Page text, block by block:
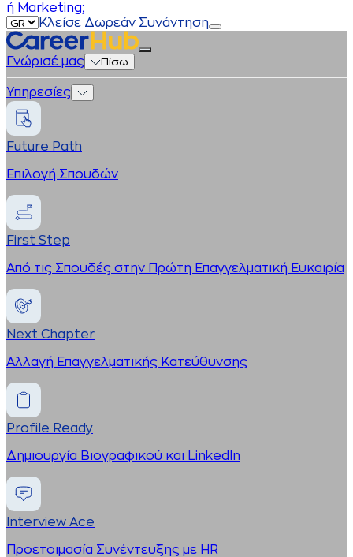
ή Marketing;
Κλείσε Δωρεάν Συνάντηση
Γνώρισέ μας Πίσω
Υπηρεσίες
Future Path
Επιλογή Σπουδών
First Step
Από τις Σπουδές στην Πρώτη Επαγγελματική Ευκαιρία
Next Chapter
Αλλαγή Επαγγελματικής Κατεύθυνσης
Profile Ready
Δημιουργία Βιογραφικού και LinkedIn
Interview Ace
Προετοιμασία Συνέντευξης με HR